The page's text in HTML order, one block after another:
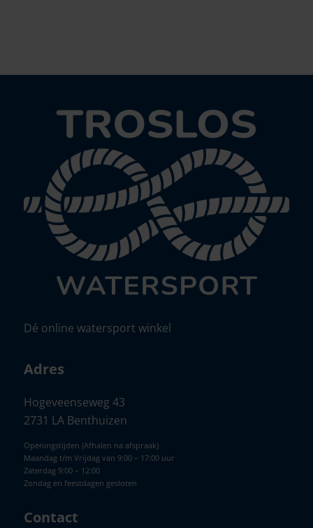
Dé online watersport winkel
Adres
Hogeveenseweg 43
2731 LA Benthuizen
Openingstijden (Afhalen na afspraak)
Maandag t/m Vrijdag van 9:00 – 17:00 uur
Zaterdag 9:00 – 12:00
Zondag en feestdagen gesloten
Contact